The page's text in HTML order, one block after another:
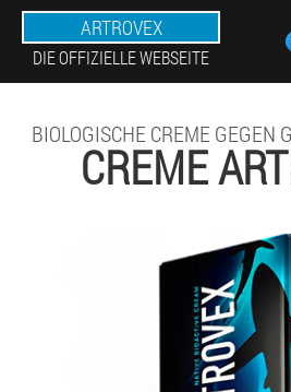
ARTROVEX
DIE OFFIZIELLE WEBSEITE
BIOLOGISCHE CREME GEGEN
CREME